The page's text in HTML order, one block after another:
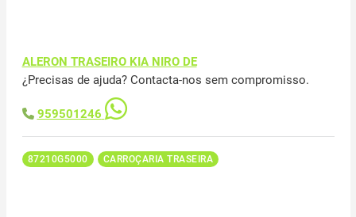
ALERON TRASEIRO KIA NIRO DE
¿Precisas de ajuda? Contacta-nos sem compromisso.
959501246
87210G5000 CARROÇARIA TRASEIRA